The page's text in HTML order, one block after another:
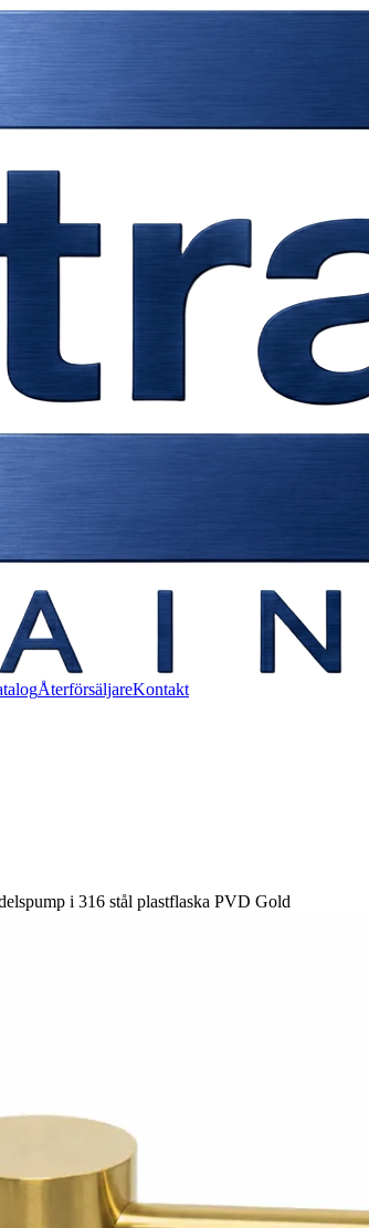
ÅterförsäljareKontakt
i 316 stål plastflaska PVD Gold